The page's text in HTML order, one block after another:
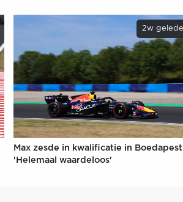
2w
Max zesde in kwalificatie in
'Helemaal waardeloos'